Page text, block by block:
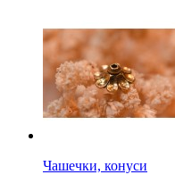
Чашечки, конуси